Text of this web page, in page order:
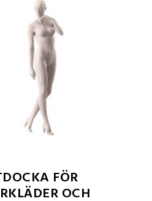
FÖR
OCH